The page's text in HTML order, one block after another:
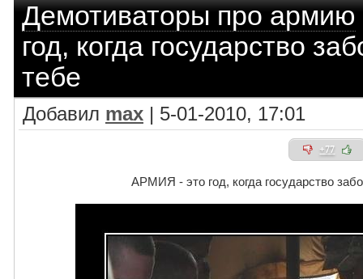
Демотиваторы про армию
год, когда государство
тебе
Добавил max | 5-01-2010, 17:01
+77
АРМИЯ - это год, когда государство